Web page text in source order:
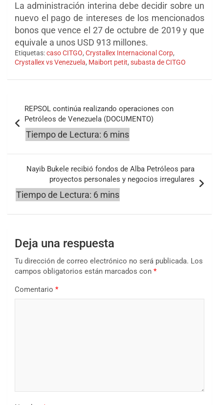
La administración interina debe decidir sobre un
nuevo el pago de intereses de los mencionados
bonos que vence el 27 de octubre de 2019 y que
equivale a unos USD 913 millones.
Etiquetas:caso CITGO, Crystallex Internacional Corp,
Crystallex vs Venezuela, Maibort petit, subasta de CITGO
de
entradas
REPSOL continúa realizando operaciones con
Petróleos de Venezuela (DOCUMENTO)
Nayib Bukele recibió fondos de Alba Petróleos para
proyectos personales y negocios irregulares
Deja una respuesta
Tu dirección de correo electrónico no será publicada. Los
campos obligatorios están marcados con *
Comentario *